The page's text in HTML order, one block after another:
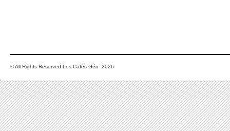
© All Rights Reserved Les Cafés Géo 2026